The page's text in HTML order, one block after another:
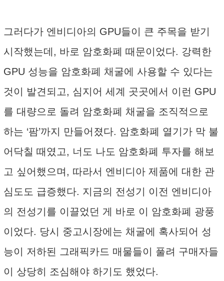
그러다가 엔비디아의 GPU들이 큰 주목을 받기
시작했는데, 바로 암호화폐 때문이었다. 강력한
GPU 성능을 암호화폐 채굴에 사용할 수 있다는
것이 발견되고, 심지어 세계 곳곳에서 이런 GPU
를 대량으로 돌려 암호화폐 채굴을 조직적으로
하는 ‘팜’까지 만들어졌다. 암호화폐 열기가 막 불
어닥칠 때였고, 너도 나도 암호화폐 투자를 해보
고 싶어했으며, 따라서 엔비디아 제품에 대한 관
심도도 급증했다. 지금의 전성기 이전 엔비디아
의 전성기를 이끌었던 게 바로 이 암호화폐 광풍
이었다. 당시 중고시장에는 채굴에 혹사되어 성
능이 저하된 그래픽카드 매물들이 풀려 구매자들
이 상당히 조심해야 하기도 했었다.